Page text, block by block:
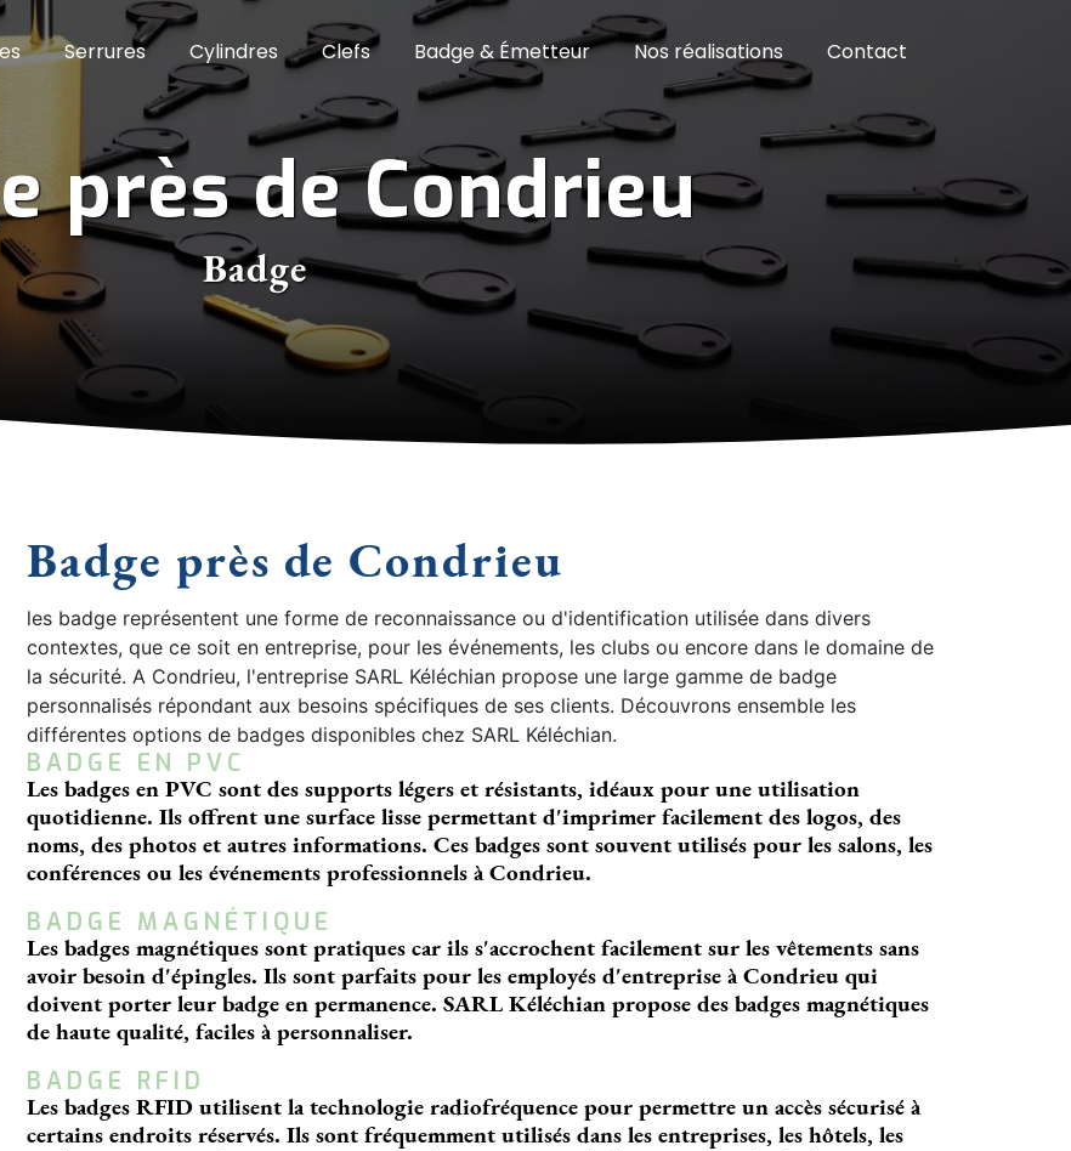
Serrures Cylindres Clefs Badge & Émetteur Nos réalisations Contact
près de Condrieu
Badge
Badge près de Condrieu
les badge représentent une forme de reconnaissance ou d'identification utilisée dans divers
contextes, que ce soit en entreprise, pour les événements, les clubs ou encore dans le domaine de
la sécurité. A Condrieu, l'entreprise SARL Kéléchian propose une large gamme de badge
personnalisés répondant aux besoins spécifiques de ses clients. Découvrons ensemble les
différentes options de badges disponibles chez SARL Kéléchian.
BADGE EN PVC
Les badges en PVC sont des supports légers et résistants, idéaux pour une utilisation
quotidienne. Ils offrent une surface lisse permettant d'imprimer facilement des logos, des
noms, des photos et autres informations. Ces badges sont souvent utilisés pour les salons, les
conférences ou les événements professionnels à Condrieu.
BADGE MAGNÉTIQUE
Les badges magnétiques sont pratiques car ils s'accrochent facilement sur les vêtements sans
avoir besoin d'épingles. Ils sont parfaits pour les employés d'entreprise à Condrieu qui
doivent porter leur badge en permanence. SARL Kéléchian propose des badges magnétiques
de haute qualité, faciles à personnaliser.
BADGE RFID
Les badges RFID utilisent la technologie radiofréquence pour permettre un accès sécurisé à
certains endroits réservés. Ils sont fréquemment utilisés dans les entreprises, les hôtels, les